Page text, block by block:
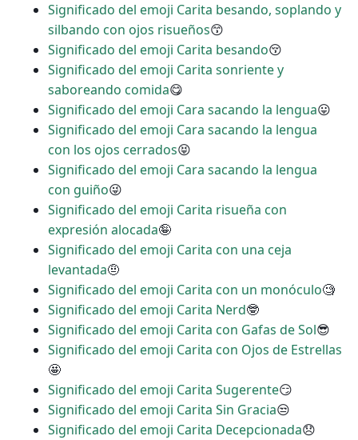
Significado del emoji Carita besando, soplando y
silbando con ojos risueños😙
Significado del emoji Carita besando😚
Significado del emoji Carita sonriente y
saboreando comida😋
Significado del emoji Cara sacando la lengua😛
Significado del emoji Cara sacando la lengua
con los ojos cerrados😝
Significado del emoji Cara sacando la lengua
con guiño😜
Significado del emoji Carita risueña con
expresión alocada🤪
Significado del emoji Carita con una ceja
levantada🤨
Significado del emoji Carita con un monóculo🧐
Significado del emoji Carita Nerd🤓
Significado del emoji Carita con Gafas de Sol😎
Significado del emoji Carita con Ojos de Estrellas
🤩
Significado del emoji Carita Sugerente😏
Significado del emoji Carita Sin Gracia😒
Significado del emoji Carita Decepcionada😞